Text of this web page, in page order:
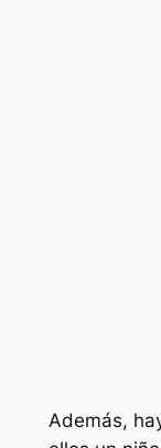
Además,